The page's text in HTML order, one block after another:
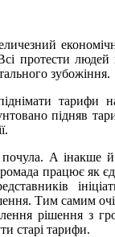
протести
зубожіння.
тарифи
підняв
А інакше
працює як
Тим самим
рішення з
старі тарифи.